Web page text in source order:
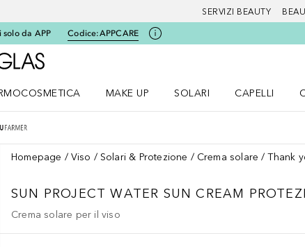
SERVIZI BEAUTY
solo da APP Codice:APPCARE
A Douglas Home
MAKE UP
SOLARI
CAPELLI
Homepage Viso Solari & Protezione Crema solare Thank
SUN PROJECT WATER SUN CREAM
Crema solare per il viso